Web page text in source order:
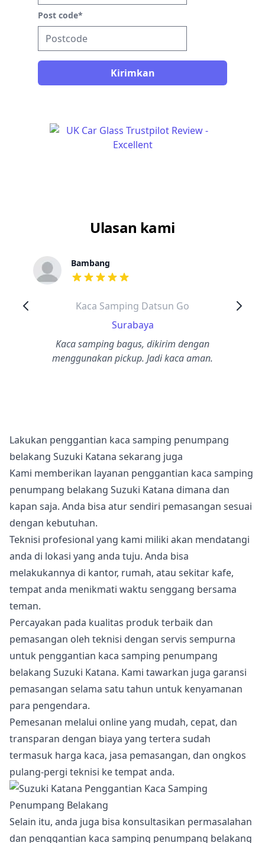
Post code*
Kirimkan
Ulasan kami
Bambang
dari ulasan adalah bintang lima
Kaca Samping Datsun Go
Surabaya
Kaca samping bagus, dikirim dengan
menggunakan pickup. Jadi kaca aman.
Lakukan penggantian kaca samping penumpang
belakang Suzuki Katana sekarang juga
Kami memberikan layanan penggantian kaca samping
penumpang belakang Suzuki Katana dimana dan
kapan saja. Anda bisa atur sendiri pemasangan sesuai
dengan kebutuhan.
Teknisi profesional yang kami miliki akan mendatangi
anda di lokasi yang anda tuju. Anda bisa
melakukannya di kantor, rumah, atau sekitar kafe,
tempat anda menikmati waktu senggang bersama
teman.
Percayakan pada kualitas produk terbaik dan
pemasangan oleh teknisi dengan servis sempurna
untuk penggantian kaca samping penumpang
belakang Suzuki Katana. Kami tawarkan juga garansi
pemasangan selama satu tahun untuk kenyamanan
para pengendara.
Pemesanan melalui online yang mudah, cepat, dan
transparan dengan biaya yang tertera sudah
termasuk harga kaca, jasa pemasangan, dan ongkos
pulang-pergi teknisi ke tempat anda.
Selain itu, anda juga bisa konsultasikan permasalahan
dan penggantian kaca samping penumpang belakang